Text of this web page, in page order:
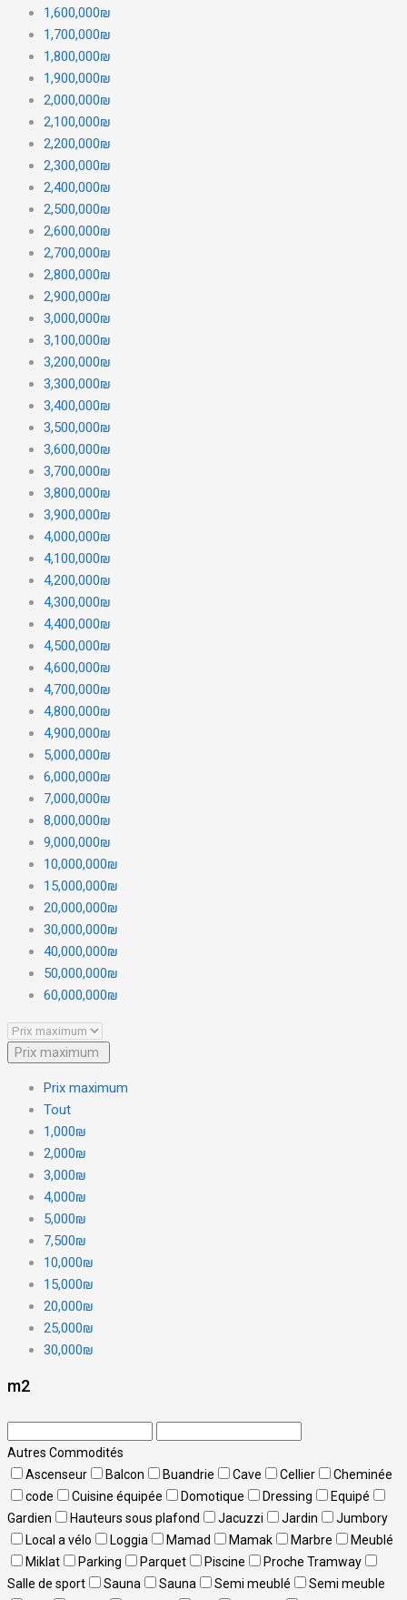
1,600,000₪
1,700,000₪
1,800,000₪
1,900,000₪
2,000,000₪
2,100,000₪
2,200,000₪
2,300,000₪
2,400,000₪
2,500,000₪
2,600,000₪
2,700,000₪
2,800,000₪
2,900,000₪
3,000,000₪
3,100,000₪
3,200,000₪
3,300,000₪
3,400,000₪
3,500,000₪
3,600,000₪
3,700,000₪
3,800,000₪
3,900,000₪
4,000,000₪
4,100,000₪
4,200,000₪
4,300,000₪
4,400,000₪
4,500,000₪
4,600,000₪
4,700,000₪
4,800,000₪
4,900,000₪
5,000,000₪
6,000,000₪
7,000,000₪
8,000,000₪
9,000,000₪
10,000,000₪
15,000,000₪
20,000,000₪
30,000,000₪
40,000,000₪
50,000,000₪
60,000,000₪
Prix maximum
Prix maximum
Tout
1,000₪
2,000₪
3,000₪
4,000₪
5,000₪
7,500₪
10,000₪
15,000₪
20,000₪
25,000₪
30,000₪
m2
Autres Commodités
Ascenseur
Balcon Buandrie Cave Cellier
Cheminée
code
Cuisine équipée Domotique Dressing
Equipé
Gardien
Hauteurs sous plafond Jacuzzi Jardin
Jumbory
Local a vélo
Loggia Mamad Mamak Marbre
Meublé
Miklat
Parking Parquet Piscine
Proche Tramway
Salle de sport
Sauna Sauna Semi meublé
Semi meuble